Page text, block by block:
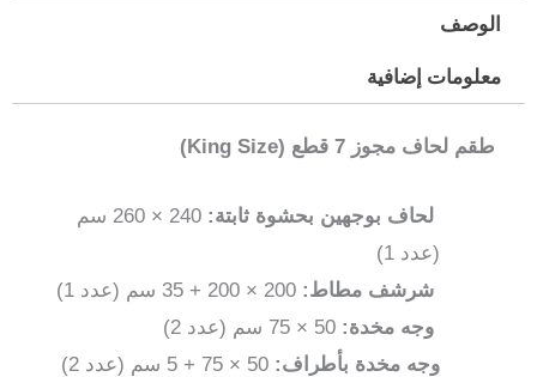
ليوسيل
فيس
الوصف
معلومات إضافية
طقم لحاف مجوز 7 قطع (King Size)
لحاف بوجهين بحشوة ثابتة:
240 × 260 سم
(عدد 1)
شرشف مطاط:
وجه مخدة:
وجه مخدة بأطراف: